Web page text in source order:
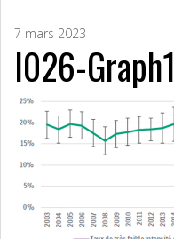
7 mars 2023
I026-Graph1